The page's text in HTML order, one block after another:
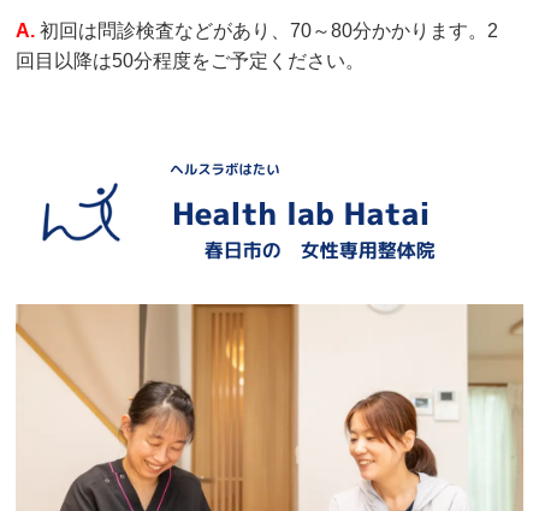
A. 初回は問診検査などがあり、70～80分かかります。2
回目以降は50分程度をご予定ください。